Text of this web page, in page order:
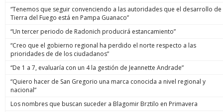
“Tenemos que seguir convenciendo a las autoridades que el desarrollo de
Tierra del Fuego está en Pampa Guanaco”
“Un tercer periodo de Radonich producirá estancamiento”
“Creo que el gobierno regional ha perdido el norte respecto a las
prioridades de de los ciudadanos”
“De 1 a 7, evaluaría con un 4 la gestión de Jeannette Andrade”
“Quiero hacer de San Gregorio una marca conocida a nivel regional y
nacional”
Los nombres que buscan suceder a Blagomir Brztilo en Primavera